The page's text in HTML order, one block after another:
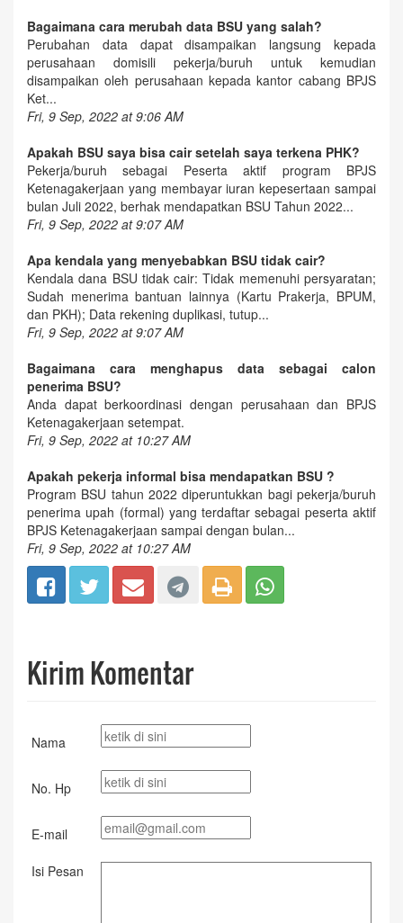
Bagaimana cara merubah data BSU yang salah?
Perubahan data dapat disampaikan langsung kepada
perusahaan domisili pekerja/buruh untuk kemudian
disampaikan oleh perusahaan kepada kantor cabang BPJS
Ket...
Fri, 9 Sep, 2022 at 9:06 AM
Apakah BSU saya bisa cair setelah saya terkena PHK?
Pekerja/buruh sebagai Peserta aktif program BPJS
Ketenagakerjaan yang membayar iuran kepesertaan sampai
bulan Juli 2022, berhak mendapatkan BSU Tahun 2022...
Fri, 9 Sep, 2022 at 9:07 AM
Apa kendala yang menyebabkan BSU tidak cair?
Kendala dana BSU tidak cair: Tidak memenuhi persyaratan;
Sudah menerima bantuan lainnya (Kartu Prakerja, BPUM,
dan PKH); Data rekening duplikasi, tutup...
Fri, 9 Sep, 2022 at 9:07 AM
Bagaimana cara menghapus data sebagai calon
penerima BSU?
Anda dapat berkoordinasi dengan perusahaan dan BPJS
Ketenagakerjaan setempat.
Fri, 9 Sep, 2022 at 10:27 AM
Apakah pekerja informal bisa mendapatkan BSU ?
Program BSU tahun 2022 diperuntukkan bagi pekerja/buruh
penerima upah (formal) yang terdaftar sebagai peserta aktif
BPJS Ketenagakerjaan sampai dengan bulan...
Fri, 9 Sep, 2022 at 10:27 AM
Kirim Komentar
Nama
No. Hp
E-mail
Isi Pesan